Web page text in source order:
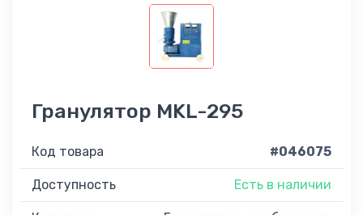
Гранулятор MKL-295
Код товара #046075
Доступность Есть в наличии